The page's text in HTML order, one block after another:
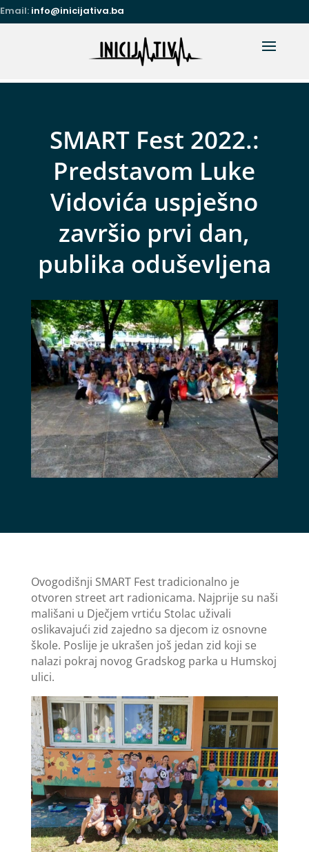
Email: info@inicijativa.ba
SMART Fest 2022.:
Predstavom Luke
Vidovića uspješno
završio prvi dan,
publika oduševljena
Ovogodišnji SMART Fest tradicionalno je
otvoren street art radionicama. Najprije su naši
mališani u Dječjem vrtiću Stolac uživali
oslikavajući zid zajedno sa djecom iz osnovne
škole. Poslije je ukrašen još jedan zid koji se
nalazi pokraj novog Gradskog parka u Humskoj
ulici.